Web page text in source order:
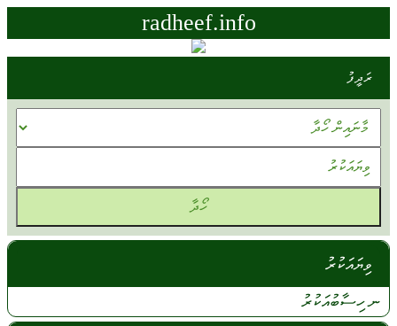
radheef.info
ރަދީފު
ވިޔައަކުރު
ނ ހިސާބުއަކުރު